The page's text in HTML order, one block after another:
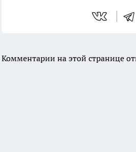
Комментарии на этой странице